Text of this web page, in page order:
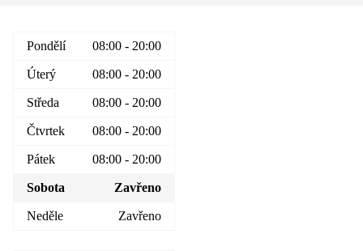
Pondělí 08:00 - 20:00
Úterý 08:00 - 20:00
Středa 08:00 - 20:00
Čtvrtek 08:00 - 20:00
Pátek 08:00 - 20:00
Sobota Zavřeno
Neděle Zavřeno